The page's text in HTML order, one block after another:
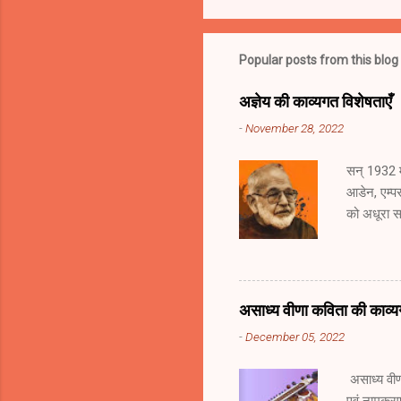
Popular posts from this blog
अज्ञेय की काव्यगत विशेषताएँ
-November 28, 2022
सन् 1932
आडेन,
को अधूरा
1947 में
AAd-
कि पिछले
प्रयोगवा...
असाध्य वीणा कविता की
-December 05, 2022
असाध्य